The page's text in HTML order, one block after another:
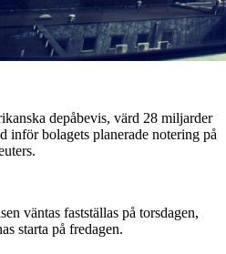
depåbevis, värd 28 miljarder
inför bolagets planerade notering på
väntas fastställas på torsdagen,
starta på fredagen.